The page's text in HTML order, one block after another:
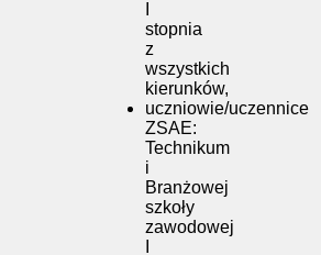
stopnia
z
wszystkich
kierunków,
uczniowie/uczennice
ZSAE:
Technikum
i
Branżowej
szkoły
zawodowej